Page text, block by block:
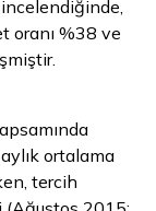
oranı %38 ve
ortalama
tercih